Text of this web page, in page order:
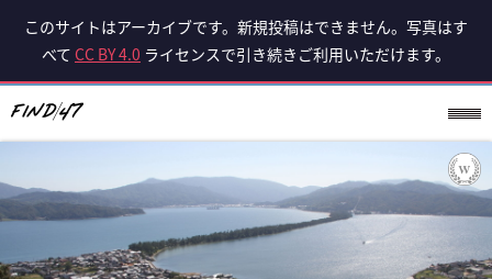
このサイトはアーカイブです。新規投稿はできません。写真はす
べて CC BY 4.0 ライセンスで引き続きご利用いただけます。